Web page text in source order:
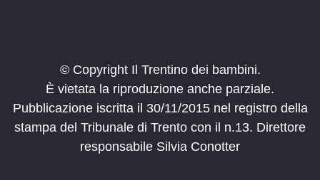
© Copyright Il Trentino dei bambini.
È vietata la riproduzione anche parziale.
Pubblicazione iscritta il 30/11/2015 nel registro della
stampa del Tribunale di Trento con il n.13. Direttore
responsabile Silvia Conotter